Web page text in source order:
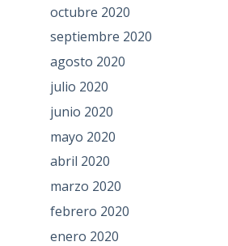
octubre 2020
septiembre 2020
agosto 2020
julio 2020
junio 2020
mayo 2020
abril 2020
marzo 2020
febrero 2020
enero 2020